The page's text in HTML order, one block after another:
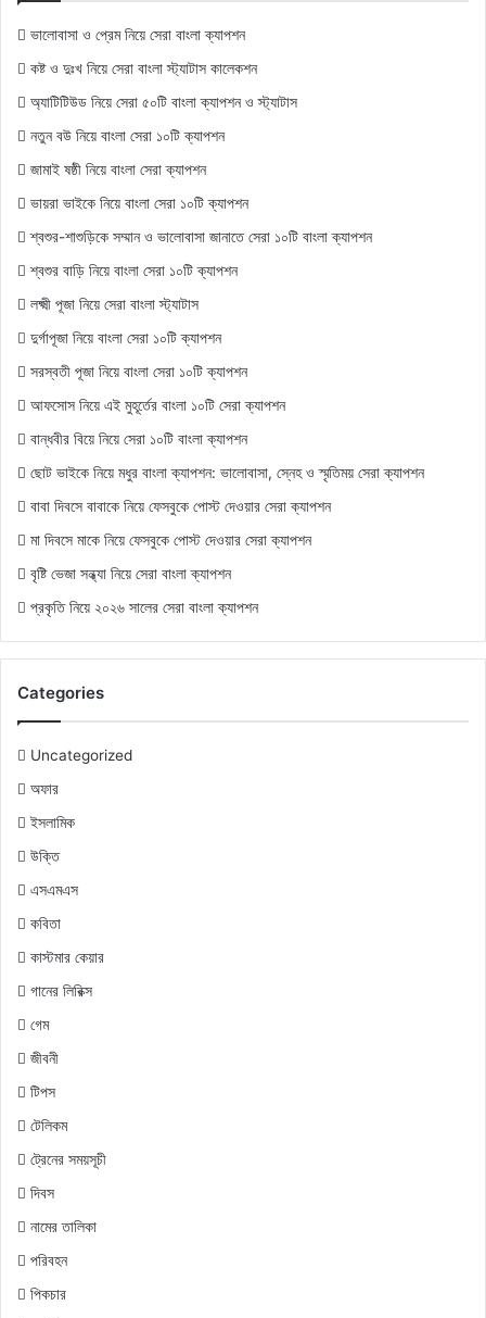
ভালোবাসা ও প্রেম নিয়ে সেরা বাংলা ক্যাপশন
কষ্ট ও দুঃখ নিয়ে সেরা বাংলা স্ট্যাটাস কালেকশন
অ্যাটিটিউড নিয়ে সেরা ৫০টি বাংলা ক্যাপশন ও স্ট্যাটাস
নতুন বউ নিয়ে বাংলা সেরা ১০টি ক্যাপশন
জামাই ষষ্ঠী নিয়ে বাংলা সেরা ক্যাপশন
ভায়রা ভাইকে নিয়ে বাংলা সেরা ১০টি ক্যাপশন
শ্বশুর-শাশুড়িকে সম্মান ও ভালোবাসা জানাতে সেরা ১০টি বাংলা ক্যাপশন
শ্বশুর বাড়ি নিয়ে বাংলা সেরা ১০টি ক্যাপশন
লক্ষ্মী পূজা নিয়ে সেরা বাংলা স্ট্যাটাস
দুর্গাপূজা নিয়ে বাংলা সেরা ১০টি ক্যাপশন
সরস্বতী পূজা নিয়ে বাংলা সেরা ১০টি ক্যাপশন
আফসোস নিয়ে এই মুহূর্তের বাংলা ১০টি সেরা ক্যাপশন
বান্ধবীর বিয়ে নিয়ে সেরা ১০টি বাংলা ক্যাপশন
ছোট ভাইকে নিয়ে মধুর বাংলা ক্যাপশন: ভালোবাসা, স্নেহ ও স্মৃতিময় সেরা ক্যাপশন
বাবা দিবসে বাবাকে নিয়ে ফেসবুকে পোস্ট দেওয়ার সেরা ক্যাপশন
মা দিবসে মাকে নিয়ে ফেসবুকে পোস্ট দেওয়ার সেরা ক্যাপশন
বৃষ্টি ভেজা সন্ধ্যা নিয়ে সেরা বাংলা ক্যাপশন
প্রকৃতি নিয়ে ২০২৬ সালের সেরা বাংলা ক্যাপশন
Categories
Uncategorized
অফার
ইসলামিক
উক্তি
এসএমএস
কবিতা
কাস্টমার কেয়ার
গানের লিরিক্স
গেম
জীবনী
টিপস
টেলিকম
ট্রেনের সময়সূচী
দিবস
নামের তালিকা
পরিবহন
পিকচার